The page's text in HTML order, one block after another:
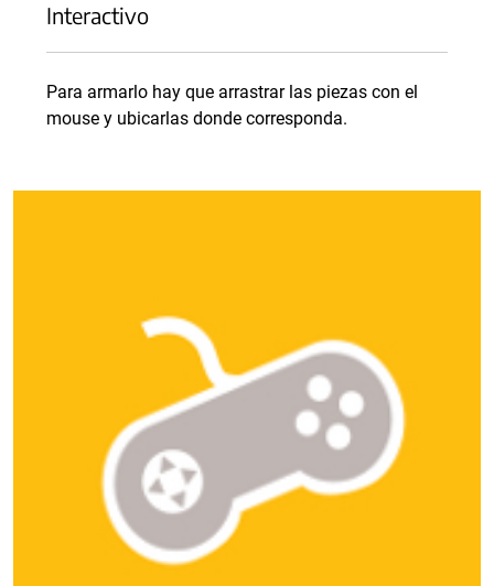
Interactivo
Para armarlo hay que arrastrar las piezas con el
mouse y ubicarlas donde corresponda.